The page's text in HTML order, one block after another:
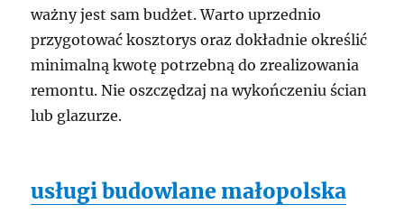
ważny jest sam budżet. Warto uprzednio
przygotować kosztorys oraz dokładnie określić
minimalną kwotę potrzebną do zrealizowania
remontu. Nie oszczędzaj na wykończeniu ścian
lub glazurze.
usługi budowlane małopolska